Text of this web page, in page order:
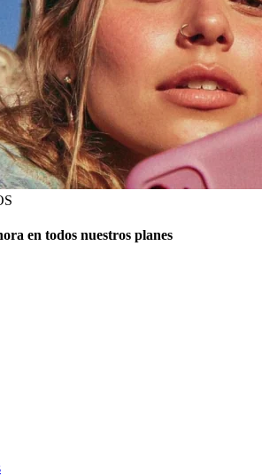
en todos nuestros planes